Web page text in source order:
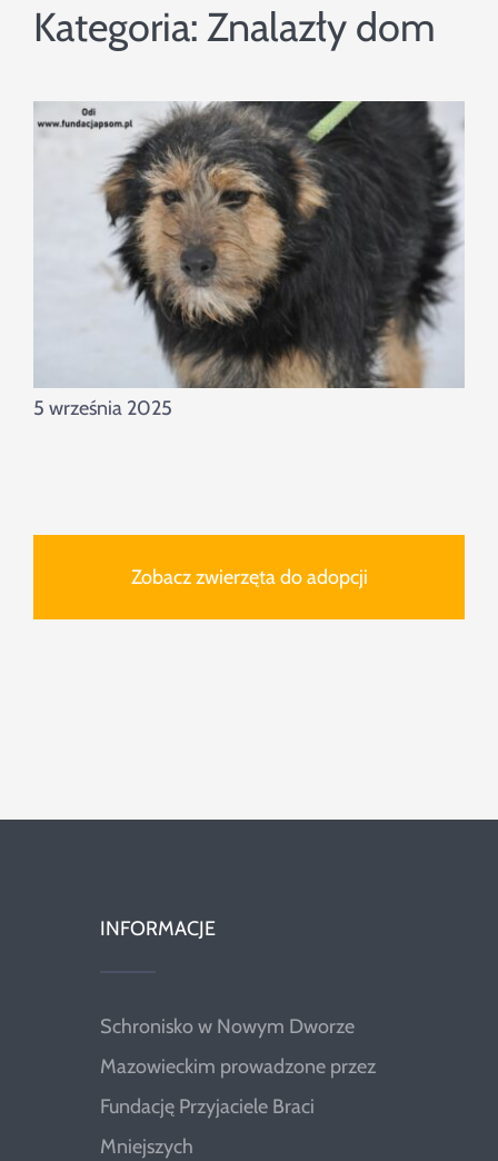
Kategoria: Znalazły dom
5 września 2025
Zobacz zwierzęta do adopcji
INFORMACJE
Schronisko w Nowym Dworze
Mazowieckim prowadzone przez
Fundację Przyjaciele Braci
Mniejszych